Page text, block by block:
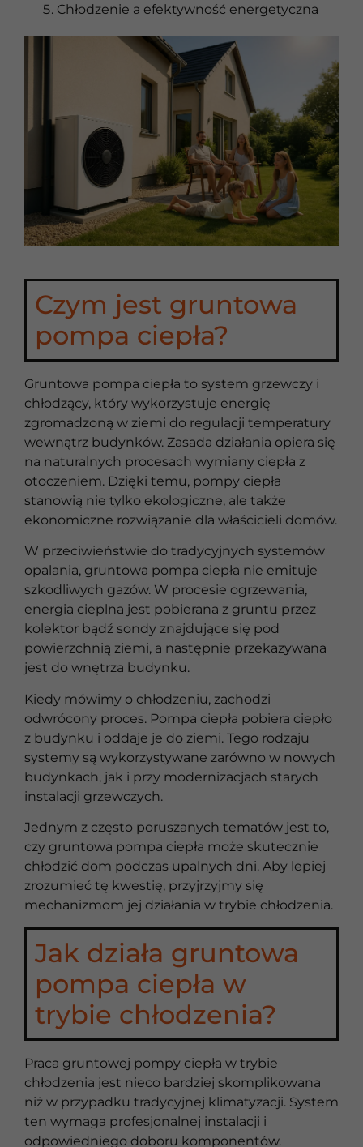
Chłodzenie a efektywność energetyczna
Czym jest gruntowa
pompa ciepła?
Gruntowa pompa ciepła to system grzewczy i
chłodzący, który wykorzystuje energię
zgromadzoną w ziemi do regulacji temperatury
wewnątrz budynków. Zasada działania opiera się
na naturalnych procesach wymiany ciepła z
otoczeniem. Dzięki temu, pompy ciepła
stanowią nie tylko ekologiczne, ale także
ekonomiczne rozwiązanie dla właścicieli domów.
W przeciwieństwie do tradycyjnych systemów
opalania, gruntowa pompa ciepła nie emituje
szkodliwych gazów. W procesie ogrzewania,
energia cieplna jest pobierana z gruntu przez
kolektor bądź sondy znajdujące się pod
powierzchnią ziemi, a następnie przekazywana
jest do wnętrza budynku.
Kiedy mówimy o chłodzeniu, zachodzi
odwrócony proces. Pompa ciepła pobiera ciepło
z budynku i oddaje je do ziemi. Tego rodzaju
systemy są wykorzystywane zarówno w nowych
budynkach, jak i przy modernizacjach starych
instalacji grzewczych.
Jednym z często poruszanych tematów jest to,
czy gruntowa pompa ciepła może skutecznie
chłodzić dom podczas upalnych dni. Aby lepiej
zrozumieć tę kwestię, przyjrzyjmy się
mechanizmom jej działania w trybie chłodzenia.
Jak działa gruntowa
pompa ciepła w
trybie chłodzenia?
Praca gruntowej pompy ciepła w trybie
chłodzenia jest nieco bardziej skomplikowana
niż w przypadku tradycyjnej klimatyzacji. System
ten wymaga profesjonalnej instalacji i
odpowiedniego doboru komponentów.